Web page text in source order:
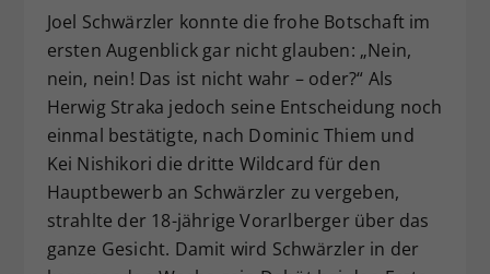
Joel Schwärzler konnte die frohe Botschaft im
ersten Augenblick gar nicht glauben: „Nein,
nein, nein! Das ist nicht wahr – oder?“ Als
Herwig Straka jedoch seine Entscheidung noch
einmal bestätigte, nach Dominic Thiem und
Kei Nishikori die dritte Wildcard für den
Hauptbewerb an Schwärzler zu vergeben,
strahlte der 18-jährige Vorarlberger über das
ganze Gesicht. Damit wird Schwärzler in der